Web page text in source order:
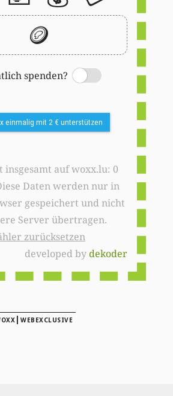
🪙
spenden?
Switch
einmalig mit 2 € unterstützen
insgesamt auf woxx.lu: 0
Daten werden nur in
gespeichert und nicht
Server übertragen.
zurücksetzen
developed bydekoder
|WEBEXCLUSIVE